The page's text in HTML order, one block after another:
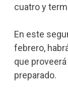
cuatro y
En este
febrero,
que
preparado.